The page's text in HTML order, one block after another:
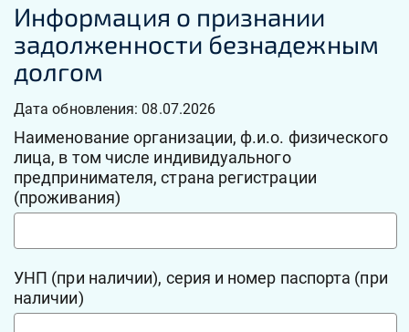
Информация о признании
задолженности безнадежным
долгом
Дата обновления: 08.07.2026
Наименование организации, ф.и.о. физического
лица, в том числе индивидуального
предпринимателя, страна регистрации
(проживания)
УНП (при наличии), серия и номер паспорта (при
наличии)